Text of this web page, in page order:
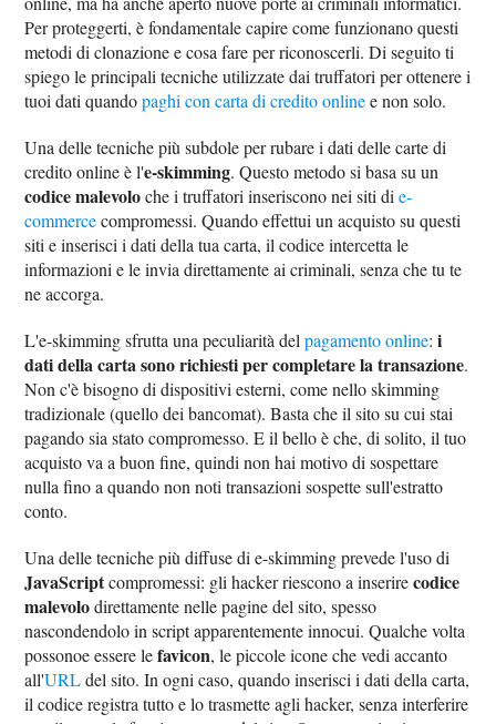
Per proteggerti, è fondamentale capire come funzionano questi
metodi di clonazione e cosa fare per riconoscerli. Di seguito ti
spiego le principali tecniche utilizzate dai truffatori per ottenere i
tuoi dati quandopaghi con carta di credito onlinee non solo.
Una delle tecniche più subdole per rubare i dati delle carte di
credito online è l'e-skimming. Questo metodo si basa su un
codice malevoloche i truffatori inseriscono nei siti die-
commercecompromessi. Quando effettui un acquisto su questi
siti e inserisci i dati della tua carta, il codice intercetta le
informazioni e le invia direttamente ai criminali, senza che tu te
ne accorga.
L'e-skimming sfrutta una peculiarità delpagamento online:i
dati della carta sono richiesti per completare la transazione.
Non c'è bisogno di dispositivi esterni, come nello skimming
tradizionale (quello dei bancomat). Basta che il sito su cui stai
pagando sia stato compromesso. E il bello è che, di solito, il tuo
acquisto va a buon fine, quindi non hai motivo di sospettare
nulla fino a quando non noti transazioni sospette sull'estratto
conto.
Una delle tecniche più diffuse di e-skimming prevede l'uso di
JavaScriptcompromessi: gli hacker riescono a inserirecodice
malevolodirettamente nelle pagine del sito, spesso
nascondendolo in script apparentemente innocui. Qualche volta
possonoe essere lefavicon, le piccole icone che vedi accanto
all'URLdel sito. In ogni caso, quando inserisci i dati della carta,
il codice registra tutto e lo trasmette agli hacker, senza interferire